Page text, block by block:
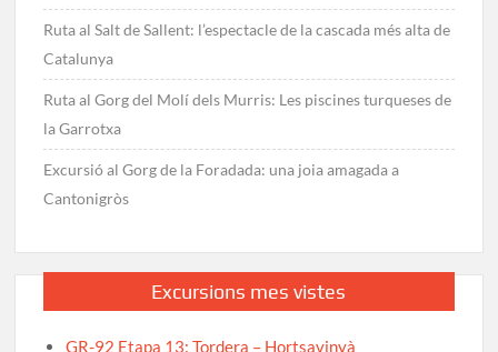
Ruta al Salt de Sallent: l’espectacle de la cascada més alta de
Catalunya
Ruta al Gorg del Molí dels Murris: Les piscines turqueses de
la Garrotxa
Excursió al Gorg de la Foradada: una joia amagada a
Cantonigròs
Excursions mes vistes
GR-92 Etapa 13: Tordera – Hortsavinyà